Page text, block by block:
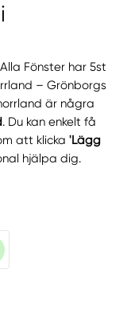
Fönster har 5st
– Grönborgs
är några
. Du kan enkelt få
att klicka'Lägg
hjälpa dig.